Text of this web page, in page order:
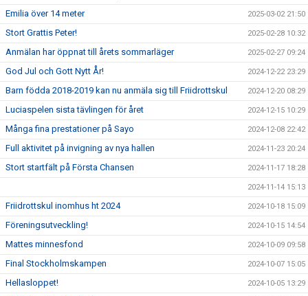
Emilia över 14 meter 2025-03-02 21:50
Stort Grattis Peter! 2025-02-28 10:32
Anmälan har öppnat till årets sommarläger 2025-02-27 09:24
God Jul och Gott Nytt År! 2024-12-22 23:29
Barn födda 2018-2019 kan nu anmäla sig till Friidrottskul 2024-12-20 08:29
Luciaspelen sista tävlingen för året 2024-12-15 10:29
Många fina prestationer på Sayo 2024-12-08 22:42
Full aktivitet på invigning av nya hallen 2024-11-23 20:24
Stort startfält på Första Chansen 2024-11-17 18:28
2024-11-14 15:13
Friidrottskul inomhus ht 2024 2024-10-18 15:09
Föreningsutveckling! 2024-10-15 14:54
Mattes minnesfond 2024-10-09 09:58
Final Stockholmskampen 2024-10-07 15:05
Hellasloppet! 2024-10-05 13:29